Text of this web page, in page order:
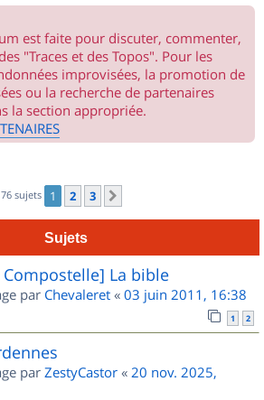
est faite pour discuter, commenter,
"Traces et des Topos". Pour les
improvisées, la promotion de
ou la recherche de partenaires
la section appropriée.
76 sujets 1 2 3
Sujets
La bible
par Chevaleret « 03 juin 2011, 16:38
1 2
par ZestyCastor « 20 nov. 2025,